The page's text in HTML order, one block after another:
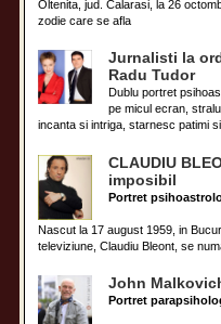
Oltenita, jud. Calarasi, la 26
zodie care se afla
Jurnalisti la
Radu Tudor
Dublu portret
pe micul ecran,
incanta si intriga, starnesc patimi
CLAUDIU
imposibil
Portret
Nascut la 17 august 1959, in
televiziune, Claudiu Bleont, se
John
Portret